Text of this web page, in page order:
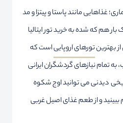
غذاهایی مانند پاستا و پیتزا و مد
هم که شده به خرید تور ایتالیا
بهترینتورهای اروپاییاست که
به تمام نیازهای گردشگران ایرانی
دیدنی می توانید اوج شکوه
ببینید و از طعم غذای اصیل غربی